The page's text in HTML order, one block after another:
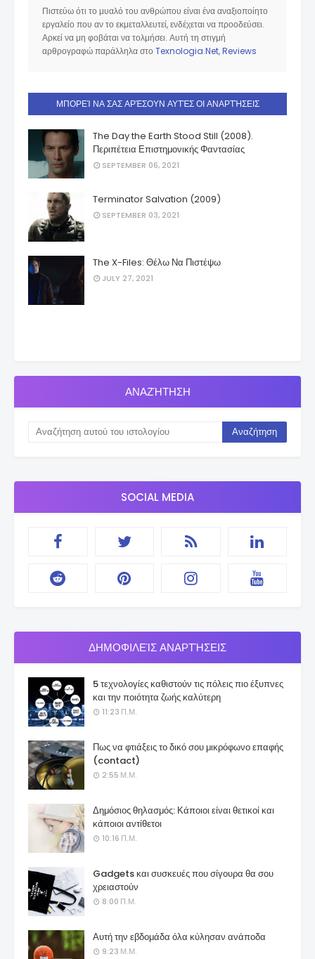
Πιστεύω ότι το μυαλό του ανθρώπου είναι ένα αναξιοποίητο
εργαλείο που αν το εκμεταλλευτεί, ενδέχεται να προοδεύσει.
Αρκεί να μη φοβάται να τολμήσει. Αυτή τη στιγμή
αρθρογραφώ παράλληλα στο Texnologia.Net,Reviews
ΜΠΟΡΕΊ ΝΑ ΣΑΣ ΑΡΈΣΟΥΝ ΑΥΤΈΣ ΟΙ ΑΝΑΡΤΉΣΕΙΣ
The Day the Earth Stood Still (2008).
Περιπέτεια Επιστημονικής Φαντασίας
SEPTEMBER 06, 2021
Terminator Salvation (2009)
SEPTEMBER 03, 2021
The X-Files: Θέλω Να Πιστέψω
JULY 27, 2021
ΑΝΑΖΉΤΗΣΗ
SOCIAL MEDIA
ΔΗΜΟΦΙΛΕΊΣ ΑΝΑΡΤΉΣΕΙΣ
5 τεχνολογίες καθιστούν τις πόλεις πιο έξυπνες
και την ποιότητα ζωής καλύτερη
11:23 Π.Μ.
Πως να φτιάξεις το δικό σου μικρόφωνο επαφής
(contact)
2:55 Μ.Μ.
Δημόσιος θηλασμός: Κάποιοι είναι θετικοί και
κάποιοι αντίθετοι
10:16 Π.Μ.
Gadgets και συσκευές που σίγουρα θα σου
χρειαστούν
8:00 Π.Μ.
Αυτή την εβδομάδα όλα κύλησαν ανάποδα
9:23 Μ.Μ.